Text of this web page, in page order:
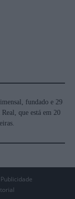
fundado e 29
que está em 20
Publicidade